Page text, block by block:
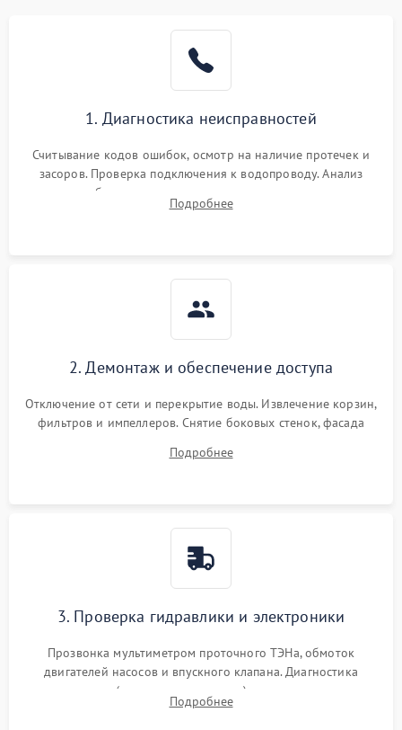
1. Диагностика неисправностей
Считывание кодов ошибок, осмотр на наличие протечек и
засоров. Проверка подключения к водопроводу. Анализ
жалоб на отсутствие слива, нагрева, вращения
разбрызгивателей или срабатывание системы защиты
Подробнее
2. Демонтаж и обеспечение доступа
Отключение от сети и перекрытие воды. Извлечение корзин,
фильтров и импеллеров. Снятие боковых стенок, фасада
циркуляционному насосу, ТЭНу и сливной помпе.
Подробнее
3. Проверка гидравлики и электроники
Прозвонка мультиметром проточного ТЭНа, обмоток
двигателей насосов и впускного клапана. Диагностика
прессостата (датчика уровня воды), датчика мутности,
концевика дверцы и электронного модуля управления.
Подробнее